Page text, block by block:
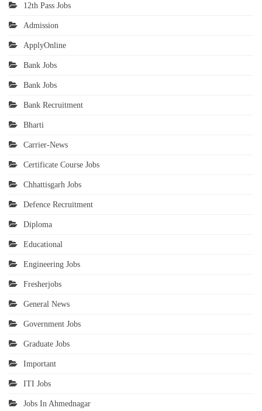
12th Pass Jobs
Admission
ApplyOnline
Bank Jobs
Bank Jobs
Bank Recruitment
Bharti
Carrier-News
Certificate Course Jobs
Chhattisgarh Jobs
Defence Recruitment
Diploma
Educational
Engineering Jobs
Fresherjobs
General News
Government Jobs
Graduate Jobs
Important
ITI Jobs
Jobs In Ahmednagar